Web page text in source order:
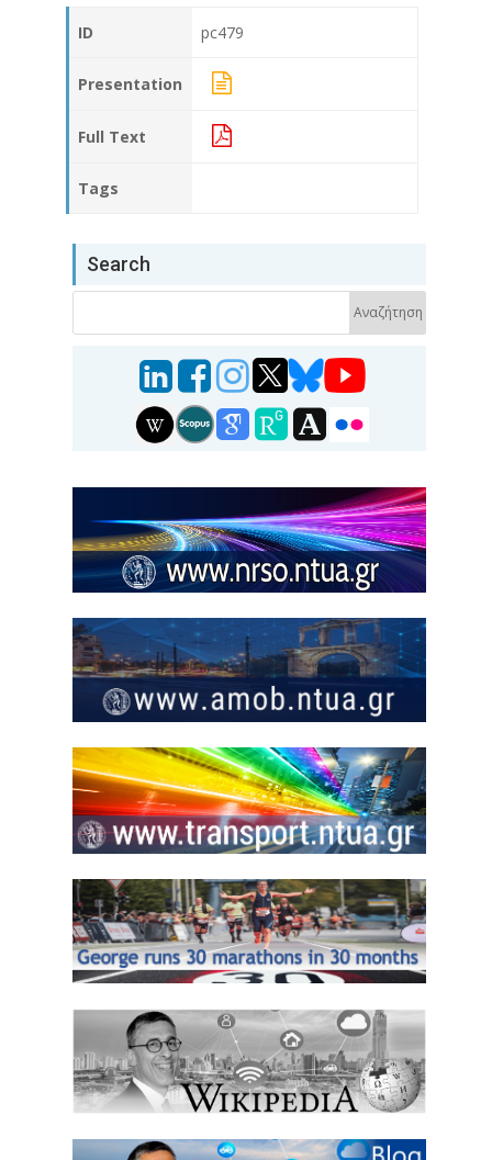
ID pc479
Presentation
Full Text
Tags
Search